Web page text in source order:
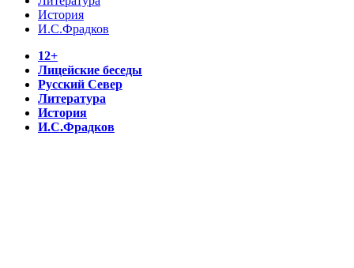
История
И.С.Фрадков
12+
Лицейские беседы
Русский Север
Литература
История
И.С.Фрадков